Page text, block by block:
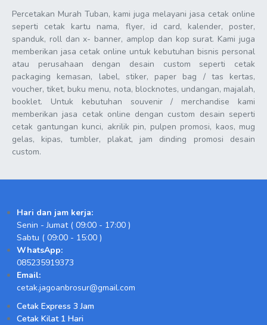
Percetakan Murah Tuban, kami juga melayani jasa cetak online
seperti cetak kartu nama, flyer, id card, kalender, poster,
spanduk, roll dan x- banner, amplop dan kop surat. Kami juga
memberikan jasa cetak online untuk kebutuhan bisnis personal
atau perusahaan dengan desain custom seperti cetak
packaging kemasan, label, stiker, paper bag / tas kertas,
voucher, tiket, buku menu, nota, blocknotes, undangan, majalah,
booklet. Untuk kebutuhan souvenir / merchandise kami
memberikan jasa cetak online dengan custom desain seperti
cetak gantungan kunci, akrilik pin, pulpen promosi, kaos, mug
gelas, kipas, tumbler, plakat, jam dinding promosi desain
custom.
Hari dan jam kerja:
Senin - Jumat ( 09:00 - 17:00 )
Sabtu ( 09:00 - 15:00 )
WhatsApp:
085235919373
Email:
cetak.jagoanbrosur@gmail.com
Cetak Express 3 Jam
Cetak Kilat 1 Hari